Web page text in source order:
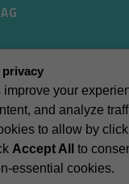
privacy
your
and analyze
to allow by
Accept All to
essential cookies.